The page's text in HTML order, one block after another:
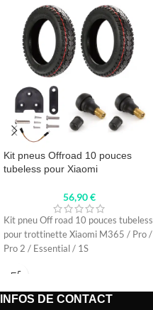
Kit pneus Offroad 10 pouces
tubeless pour Xiaomi
56,90€
Kit pneu Off road 10 pouces tubeless
pour trottinette Xiaomi M365 / Pro /
Pro 2 / Essential / 1S
INFOS DE CONTACT